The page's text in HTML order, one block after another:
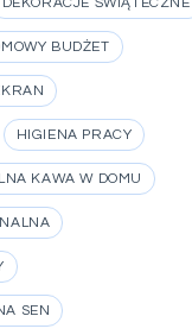
DEKORACJE ŚWIĄTECZNE
BUDŻET
HIGIENA PRACY
KAWA W DOMU
SEN